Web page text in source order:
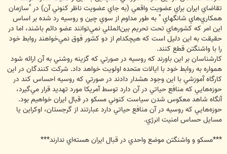
تقاضاي ايران براي عضويت واقعي (به جاي عضويت ناظر كنوني آن) در "سازمان
همكاري‌هاي شانگهاي " به طور مداوم از سوي چين و روسيه رد شده بر اساس
اين امر كه كشورهاي تحت تحريم بين‌المللي نمي‌توانند عضو دائم باشند، اما در
حقيقت به اين دليل است كه هيچ‎كدام از دو كشور فوق نمي‌خواهند روابط خود
را با واشنگتن قطع كنند.
كارشناسان بر اين باورند كه روسيه در صورتي كه گزينه روشني به آن ارائه شود
همواره به روابط خود با ايالات متحده اولويت خواهد داد. شركت كنندگان در اين
كارگاه آموزشي با اين وجود هشدار دادند در صورتي كه روسيه احساس كند در
حوزه‌هايي كه منافع حياتي در آن دارد توسط آمريكا مورد تهديد قرار مي‌گيرد،
آنگاه شاهد معكوس شدن سياست كنوني مسكو در قبال ايران خواهيم بود.
حوزه‌هايي كه روسيه در آن منافع حياتي دارد عبارتند از گرجستان، اوكراين يا
مسايل حساس امنيت انرژي.
***مسكو و واشنگتن موضع واحدي در قبال ايران هسته‌اي ندارند***